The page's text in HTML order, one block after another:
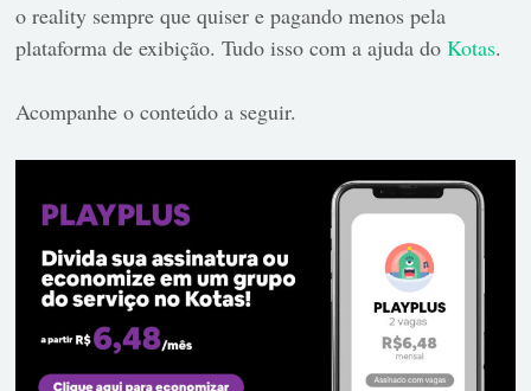
o reality sempre que quiser e pagando menos pela
plataforma de exibição. Tudo isso com a ajuda doKotas.
Acompanhe o conteúdo a seguir.